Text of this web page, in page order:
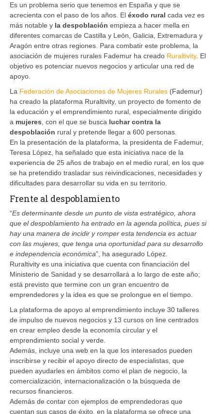
Es un problema serio que tenemos en España y que se
acrecienta con el paso de los años. El éxodo rural cada vez es
más notable y la despoblación empieza a hacer mella en
diferentes comarcas de Castilla y León, Galicia, Extremadura y
Aragón entre otras regiones. Para combatir este problema, la
asociación de mujeres rurales Fademur ha creado Ruraltivity. El
objetivo es potenciar nuevos negocios y articular una red de
apoyo.
La Federación de Asociaciones de Mujeres Rurales (Fademur)
ha creado la plataforma Ruraltivity, un proyecto de fomento de
la educación y el emprendimiento rural, especialmente dirigido
a mujeres , con el que se busca luchar contra la
despoblación rural y pretende llegar a 600 personas.
En la presentación de la plataforma, la presidenta de Fademur,
Teresa López, ha señalado que esta iniciativa nace de la
experiencia de 25 años de trabajo en el medio rural, en los que
se ha pretendido trasladar sus reivindicaciones, necesidades y
dificultades para desarrollar su vida en su territorio.
Frente al despoblamiento
“Es determinante desde un punto de vista estratégico, ahora
que el despoblamiento ha entrado en la agenda política, pues si
hay una manera de incidir y romper esta tendencia es actuar
con las mujeres, que tenga una oportunidad para su desarrollo
e independencia económica”, ha asegurado López.
Ruraltivity es una iniciativa que cuenta con financiación del
Ministerio de Sanidad y se desarrollará a lo largo de este año;
está previsto que termine con un gran encuentro de
emprendedores y la idea es que se prolongue en el tiempo.
La plataforma de apoyo al emprendimiento incluye 30 talleres
de impulso de nuevos negocios y 13 cursos on line centrados
en crear empleo desde la economía circular y el
emprendimiento social y verde.
Además, incluye una web en la que los interesados pueden
inscribirse y recibir el apoyo directo de especialistas, que
pueden ayudarles en ámbitos como el plan de negocio, la
comercialización, internacionalización o la búsqueda de
recursos financieros.
Además de contar con ejemplos de emprendedoras que
cuentan sus casos de éxito, en la plataforma se ofrece una